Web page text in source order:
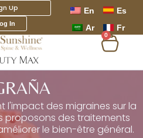
Up
In
En
Es
Ar
Fr
0
l'impact des migraines sur la
proposons des traitements
le bien-être général.